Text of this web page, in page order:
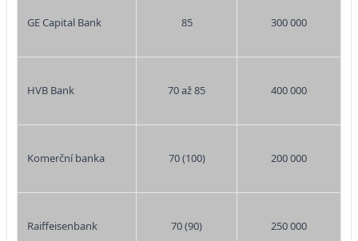
GE Capital Bank 85 300 000
HVB Bank 70 až 85 400 000
Komerční banka 70 (100) 200 000
Raiffeisenbank 70 (90) 250 000